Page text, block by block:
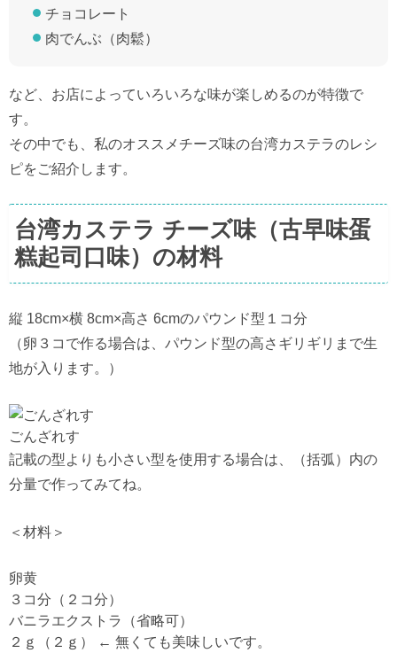
チョコレート
肉でんぶ（肉鬆）
など、お店によっていろいろな味が楽しめるのが特徴で
す。
その中でも、私のオススメチーズ味の台湾カステラのレシ
ピをご紹介します。
台湾カステラ チーズ味（古早味蛋
糕起司口味）の材料
縦 18cm×横 8cm×高さ 6cmのパウンド型１コ分
（卵３コで作る場合は、パウンド型の高さギリギリまで生
地が入ります。）
ごんざれす
記載の型よりも小さい型を使用する場合は、（括弧）内の
分量で作ってみてね。
＜材料＞
卵黄
３コ分（２コ分）
バニラエクストラ（省略可）
２ｇ（２ｇ） ← 無くても美味しいです。